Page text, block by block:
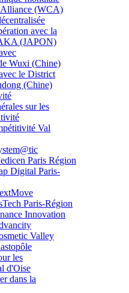
(WCA)
avec la
(JAPON)
Wuxi (Chine)
le District
(Chine)
sur les
Val
Paris Région
Digital Paris-
Paris-Région
Innovation
Valley
les
d'Oise
dans la